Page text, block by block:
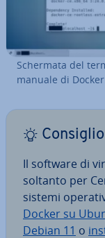
Schermata del
manuale di Docker.
Consiglio
Il software di
soltanto per
sistemi
Docker su
Debian 11 o